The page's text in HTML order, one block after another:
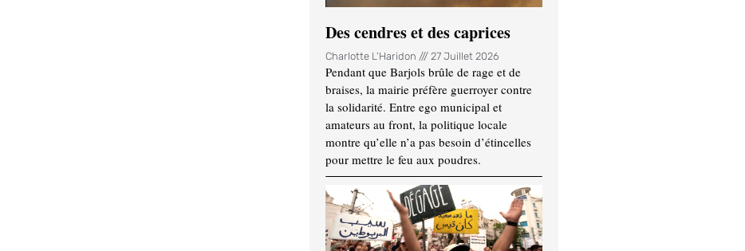
Des cendres et des caprices
Charlotte L'Haridon 27 Juillet 2026
Pendant que Barjols brûle de rage et de
braises, la mairie préfère guerroyer contre
la solidarité. Entre ego municipal et
amateurs au front, la politique locale
montre qu’elle n’a pas besoin d’étincelles
pour mettre le feu aux poudres.